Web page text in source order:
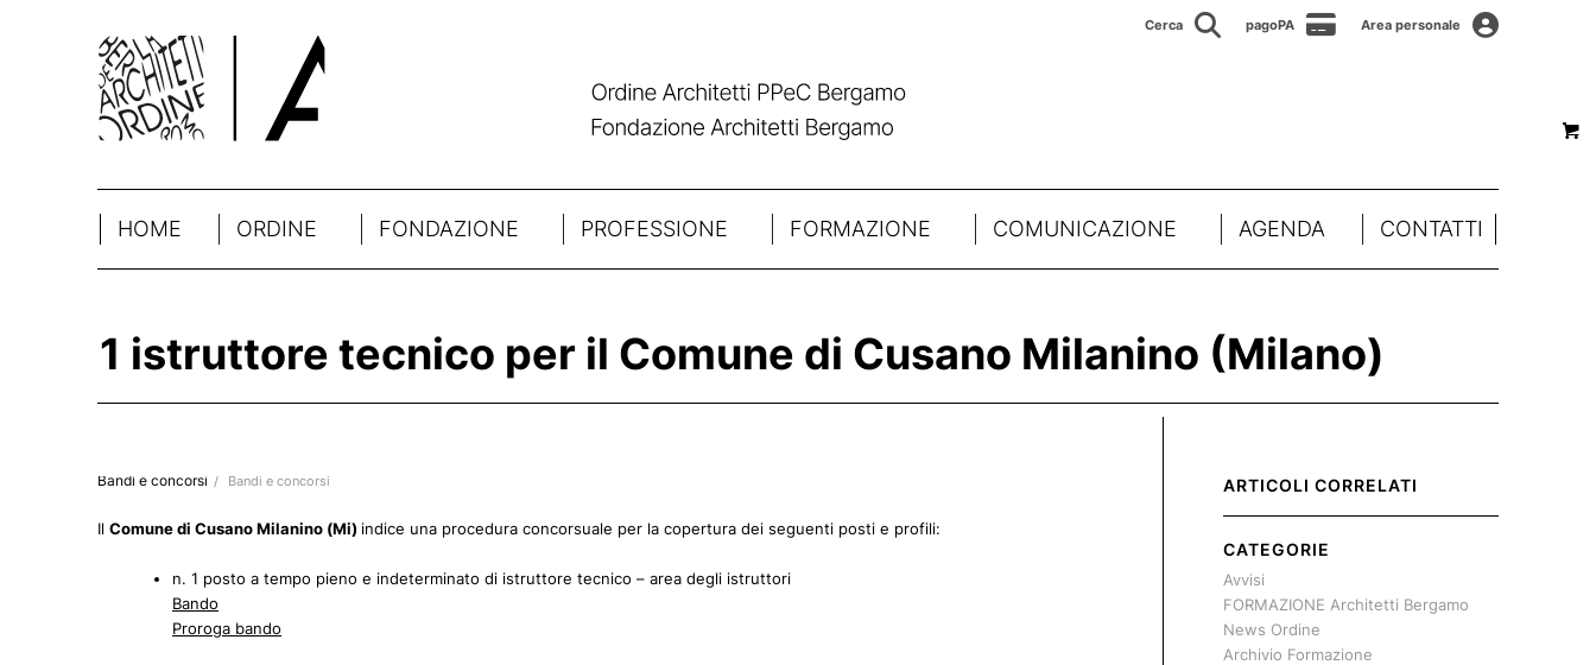
Cerca pagoPA Area personale
HOME ORDINE FONDAZIONE PROFESSIONE FORMAZIONE COMUNICAZIONE AGENDA CONTATTI
1 istruttore tecnico per il Comune di Cusano Milanino (Milano)
Bandi e concorsi / Bandi e concorsi
Il Comune di Cusano Milanino (Mi) indice una procedura concorsuale per la copertura dei seguenti posti e profili:
n. 1 posto a tempo pieno e indeterminato di istruttore tecnico – area degli istruttori
Bando
Proroga bando
ARTICOLI CORRELATI
CATEGORIE
Avvisi
FORMAZIONE Architetti Bergamo
News Ordine
Archivio Formazione